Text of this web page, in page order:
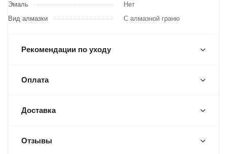
Эмаль
Нет
Вид алмазки
С алмазной граню
Рекомендации по уходу
Оплата
Доставка
Отзывы